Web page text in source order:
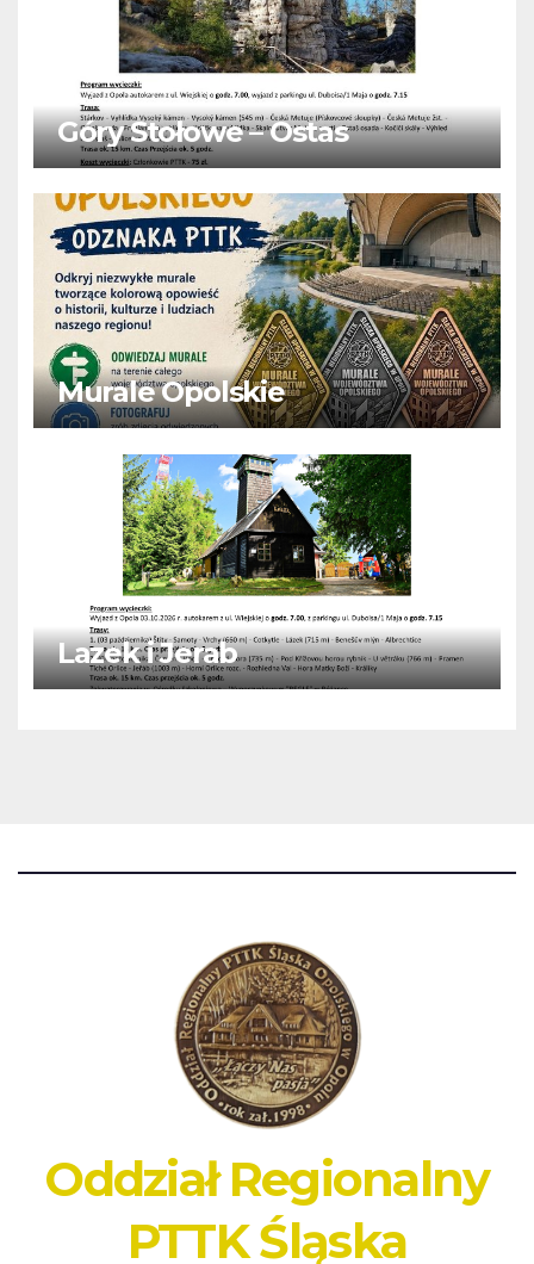
Góry Stołowe – Ostas
Murale Opolskie
Lazek i Jerab
Oddział Regionalny
PTTK Śląska